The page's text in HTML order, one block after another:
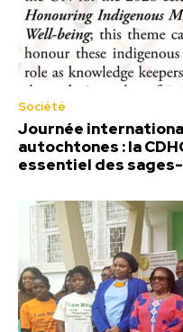
Société
Journée
autochtones : la
essentiel des